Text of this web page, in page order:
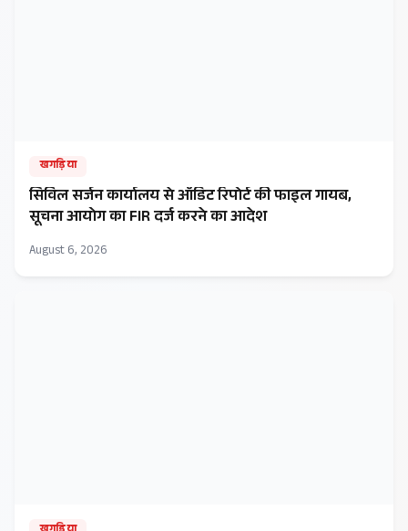
खगड़िया
सिविल सर्जन कार्यालय से ऑडिट रिपोर्ट की फाइल गायब,
सूचना आयोग का FIR दर्ज करने का आदेश
August 6, 2026